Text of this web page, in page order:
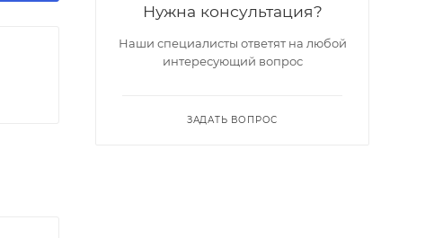
Нужна консультация?
Наши специалисты ответят на любой
интересующий вопрос
ЗАДАТЬ ВОПРОС